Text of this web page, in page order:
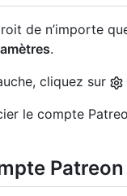
de n’importe
.
cliquez sur
le compte